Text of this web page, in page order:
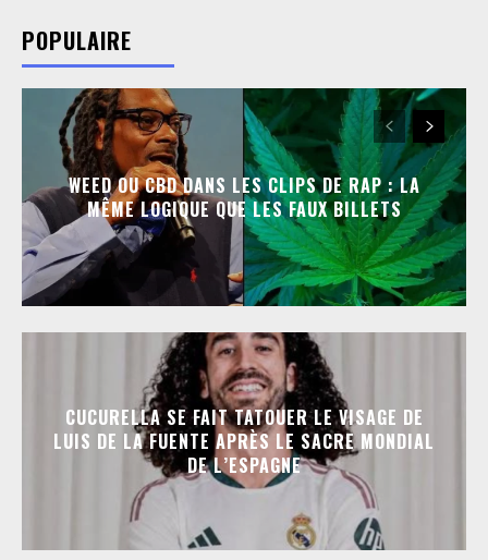
POPULAIRE
WEED OU CBD DANS LES CLIPS DE RAP : LA
MÊME LOGIQUE QUE LES FAUX BILLETS
CUCURELLA SE FAIT TATOUER LE VISAGE DE
LUIS DE LA FUENTE APRÈS LE SACRE MONDIAL
DE L’ESPAGNE